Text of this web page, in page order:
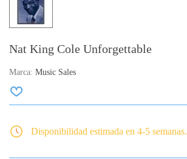
Nat King Cole Unforgettable
Marca: Music Sales
Disponibilidad estimada en 4-5 semanas.